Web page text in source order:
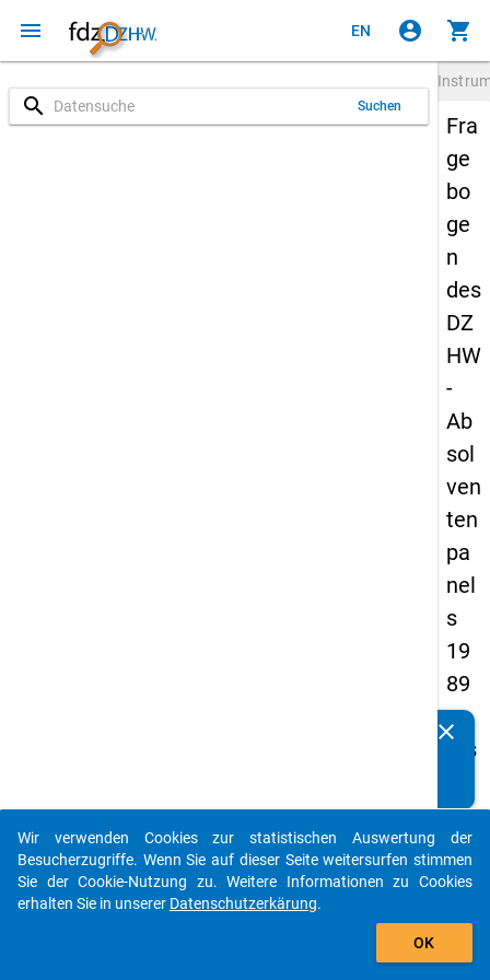
menu EN account_circle shopping_cart
search Suchen
Fra
ge
bo
ge
n
des
DZ
HW
-
Ab
sol
ven
ten
pa
nel
s
19
89
-
ers
We
lle
clear
auto_stories
add_shopping_cart
Wir verwenden Cookies zur statistischen Auswertung der
Besucherzugriffe. Wenn Sie auf dieser Seite weitersurfen stimmen
Sie der Cookie-Nutzung zu. Weitere Informationen zu Cookies
erhalten Sie in unserer Datenschutzerkärung.
OK